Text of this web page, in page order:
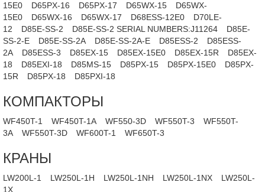
15E0
D65PX-16 D65PX-17 D65WX-15
D65WX-
15E0
D65WX-16 D65WX-17 D68ESS-12E0
D70LE-
12
D85E-SS-2 D85E-SS-2 SERIAL NUMBERS:J11264
D85E-
SS-2-E
D85E-SS-2A D85E-SS-2A-E D85ESS-2
D85ESS-
2A
D85ESS-3 D85EX-15 D85EX-15E0 D85EX-15R
D85EX-
18
D85EXI-18 D85MS-15 D85PX-15 D85PX-15E0
D85PX-
15R
D85PX-18 D85PXI-18
КОМПАКТОРЫ
WF450T-1 WF450T-1A WF550-3D WF550T-3
WF550T-
3A
WF550T-3D WF600T-1 WF650T-3
КРАНЫ
LW200L-1 LW250L-1H LW250L-1NH LW250L-1NX
LW250L-
1X